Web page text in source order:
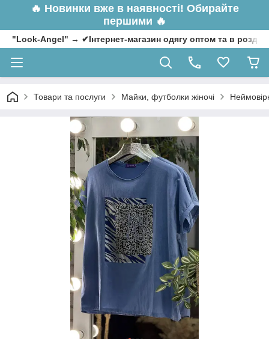
🔥 Новинки вже в наявності! Обирайте
першими 🔥
"Look-Angel" → ✔Інтернет-магазин одягу оптом та в
Товари та послуги Майки, футболки жіночі